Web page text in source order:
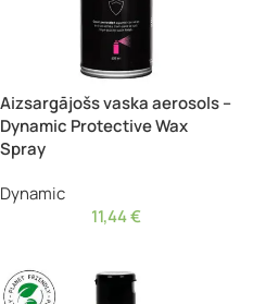
Aizsargājošs vaska aerosols –
Dynamic Protective Wax
Spray
Dynamic
11,44€